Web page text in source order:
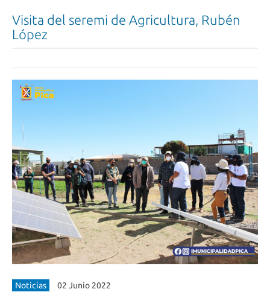
Visita del seremi de Agricultura, Rubén
López
Noticias 02 Junio 2022